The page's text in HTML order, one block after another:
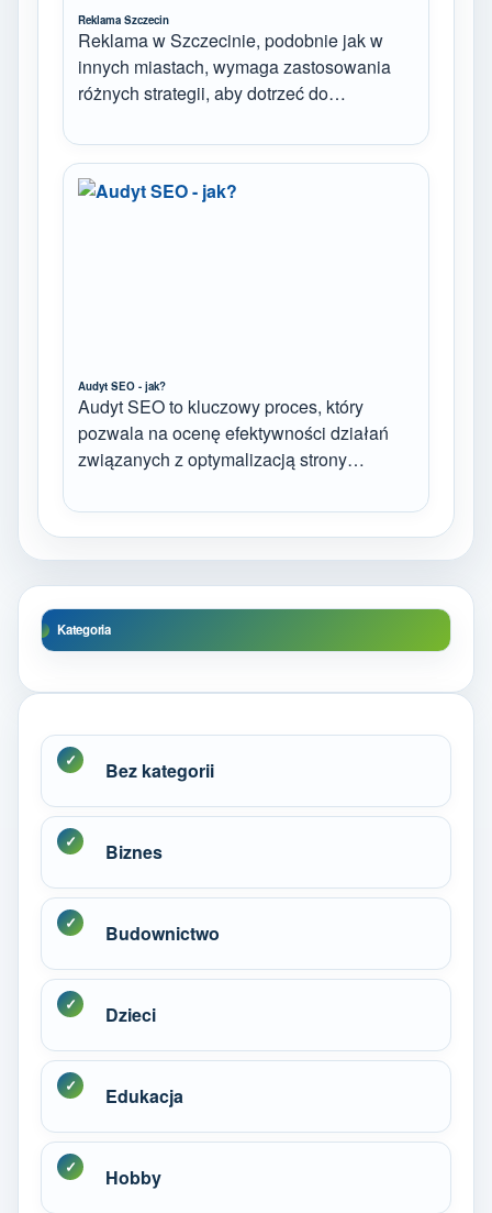
Reklama Szczecin
Reklama w Szczecinie, podobnie jak w
innych miastach, wymaga zastosowania
różnych strategii, aby dotrzeć do…
Audyt SEO - jak?
Audyt SEO to kluczowy proces, który
pozwala na ocenę efektywności działań
związanych z optymalizacją strony…
Kategoria
Bez kategorii
Biznes
Budownictwo
Dzieci
Edukacja
Hobby